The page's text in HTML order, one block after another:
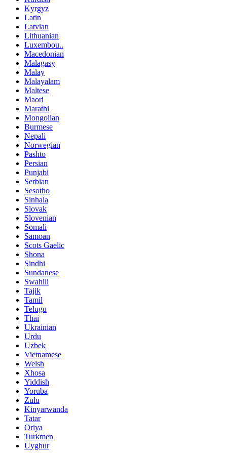
Kyrgyz
Latin
Latvian
Lithuanian
Luxembou..
Macedonian
Malagasy
Malay
Malayalam
Maltese
Maori
Marathi
Mongolian
Burmese
Nepali
Norwegian
Pashto
Persian
Punjabi
Serbian
Sesotho
Sinhala
Slovak
Slovenian
Somali
Samoan
Scots Gaelic
Shona
Sindhi
Sundanese
Swahili
Tajik
Tamil
Telugu
Thai
Ukrainian
Urdu
Uzbek
Vietnamese
Welsh
Xhosa
Yiddish
Yoruba
Zulu
Kinyarwanda
Tatar
Oriya
Turkmen
Uyghur